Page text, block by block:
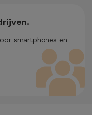
smartphones en